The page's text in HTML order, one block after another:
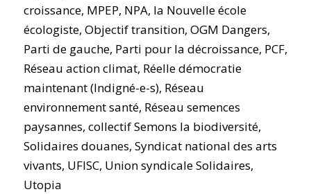
croissance, MPEP, NPA, la Nouvelle école
écologiste, Objectif transition, OGM Dangers,
Parti de gauche, Parti pour la décroissance, PCF,
Réseau action climat, Réelle démocratie
maintenant (Indigné-e-s), Réseau
environnement santé, Réseau semences
paysannes, collectif Semons la biodiversité,
Solidaires douanes, Syndicat national des arts
vivants, UFISC, Union syndicale Solidaires,
Utopia